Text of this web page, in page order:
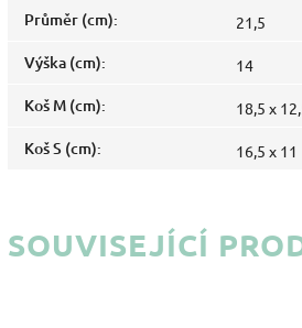
Průměr (cm): 21,5
Výška (cm): 14
Koš M (cm): 18,5 x
Koš S (cm): 16,5 x 11
SOUVISEJÍCÍ